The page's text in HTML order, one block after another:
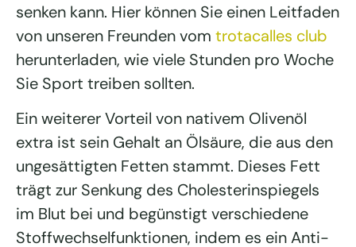
senken kann. Hier können Sie einen Leitfaden
von unseren Freunden vom trotacalles club
herunterladen, wie viele Stunden pro Woche
Sie Sport treiben sollten.
Ein weiterer Vorteil von nativem Olivenöl
extra ist sein Gehalt an Ölsäure, die aus den
ungesättigten Fetten stammt. Dieses Fett
trägt zur Senkung des Cholesterinspiegels
im Blut bei und begünstigt verschiedene
Stoffwechselfunktionen, indem es ein Anti-